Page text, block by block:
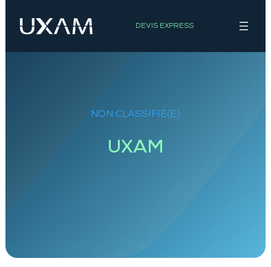
contenu
DEVIS EXPRESS
NON CLASSIFIÉ(E)
UXAM